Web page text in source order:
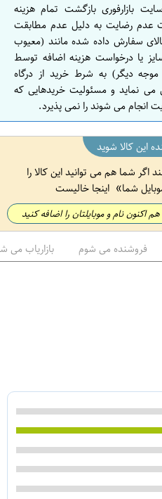
ا
ص
ف
ه
ا
ن
بازارفوری بازگشت تمام هزینه
عدم رضایت به دلیل عدم مطابقت
سفارش داده شده مانند (معیوب
یا درخواست هزینه اضافه توسط
دیگر) به شرط خرید از درگاه
نماید و مسئولیت خریدهایی که
انجام می شوند را نمی پذیرد.
این کالا شوید
اگر شما هم می توانید این کالا را
شما اینجا خالیست
هم اکنون نام و موبایلتان را اضافه کنید
فروشنده می شوم بازاریاب می